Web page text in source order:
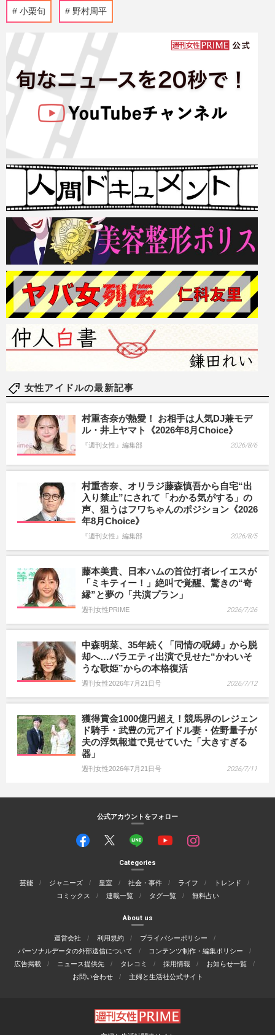
小栗旬 野村周平
女性アイドルの最新記事
村重杏奈が熱愛！ お相手は人気DJ兼モデ
ル・井上ヤマト《2026年8月Choice》
『週刊女性』編集部 2026/8/6
村重杏奈、オリラジ藤森慎吾から自宅“出
入り禁止”にされて「わかる気がする」の
声、狙うはフワちゃんのポジション《2026
年8月Choice》
『週刊女性』編集部 2026/8/5
藤本美貴、日本ハムの首位打者レイエスが
「ミキティー！」絶叫で覚醒、驚きの“奇
縁”と夢の「共演プラン」
週刊女性PRIME 2026/7/26
中森明菜、35年続く「同情の呪縛」から脱
却へ…バラエティ出演で見せた“かわいそ
うな歌姫”からの本格復活
週刊女性2026年7月21日号 2026/7/12
獲得賞金1000億円超え！競馬界のレジェン
ド騎手・武豊の元アイドル妻・佐野量子が
夫の浮気報道で見せていた「大きすぎる
器」
週刊女性2026年7月21日号 2026/7/11
公式アカウントをフォロー
Categories
芸能 ジャニーズ 皇室 社会・事件 ライフ
トレンド
コミックス
連載一覧 タグ一覧 無料占い
About us
運営会社 利用規約
プライバシーポリシー
パーソナルデータの外部送信について
コンテンツ制作・編集ポリシー
広告掲載
ニュース提供先 タレコミ 採用情報
お知らせ一覧
お問い合わせ
主婦と生活社公式サイト